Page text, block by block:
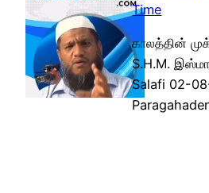
Time
காலத்தின்
S.H.M.
Salafi 02-